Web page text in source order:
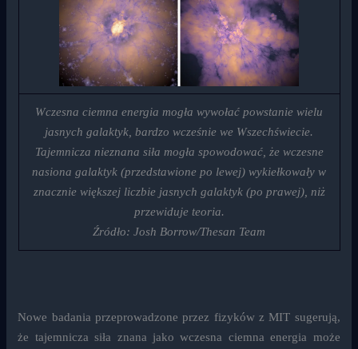
Wczesna ciemna energia mogła wywołać powstanie wielu
jasnych galaktyk, bardzo wcześnie we Wszechświecie.
Tajemnicza nieznana siła mogła spowodować, że wczesne
nasiona galaktyk (przedstawione po lewej) wykiełkowały w
znacznie większej liczbie jasnych galaktyk (po prawej), niż
przewiduje teoria.
Źródło: Josh Borrow/Thesan Team
Nowe badania przeprowadzone przez fizyków z MIT sugerują,
że tajemnicza siła znana jako wczesna ciemna energia może